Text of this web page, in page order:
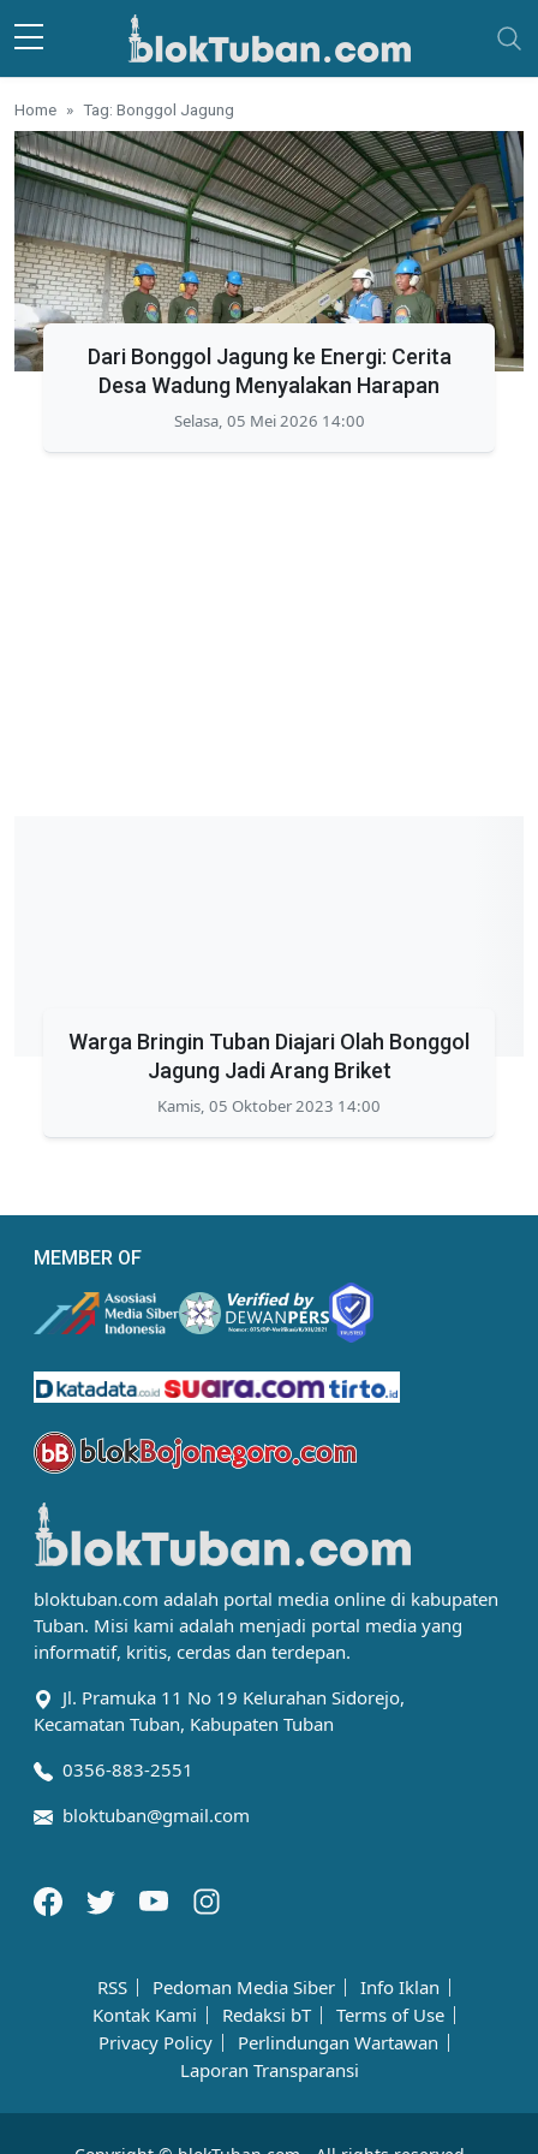
Skip to main content
Home Tag: Bonggol Jagung
Dari Bonggol Jagung ke Energi: Cerita
Desa Wadung Menyalakan Harapan
Selasa, 05 Mei 2026 14:00
Warga Bringin Tuban Diajari Olah Bonggol
Jagung Jadi Arang Briket
Kamis, 05 Oktober 2023 14:00
MEMBER OF
bloktuban.com adalah portal media online di kabupaten
Tuban. Misi kami adalah menjadi portal media yang
informatif, kritis, cerdas dan terdepan.
Jl. Pramuka 11 No 19 Kelurahan Sidorejo,
Kecamatan Tuban, Kabupaten Tuban
0356-883-2551
bloktuban@gmail.com
RSS Pedoman Media Siber
Info Iklan
Kontak Kami
Redaksi bT
Terms of Use
Privacy Policy
Perlindungan Wartawan
Laporan Transparansi